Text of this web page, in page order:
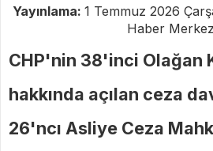
Yayınlama: 1 Temmuz 2026
Haber
CHP'nin 38'inci Olağan
hakkında açılan ceza
26'ncı Asliye Ceza